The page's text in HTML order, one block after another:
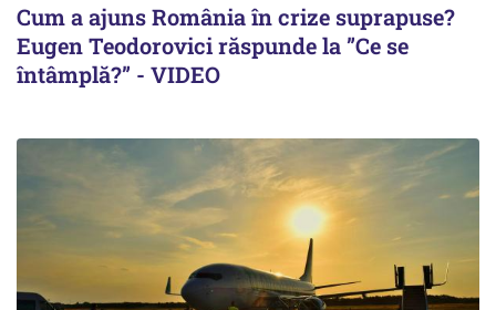
Cum a ajuns România în crize suprapuse?
Eugen Teodorovici răspunde la ”Ce se
întâmplă?” - VIDEO